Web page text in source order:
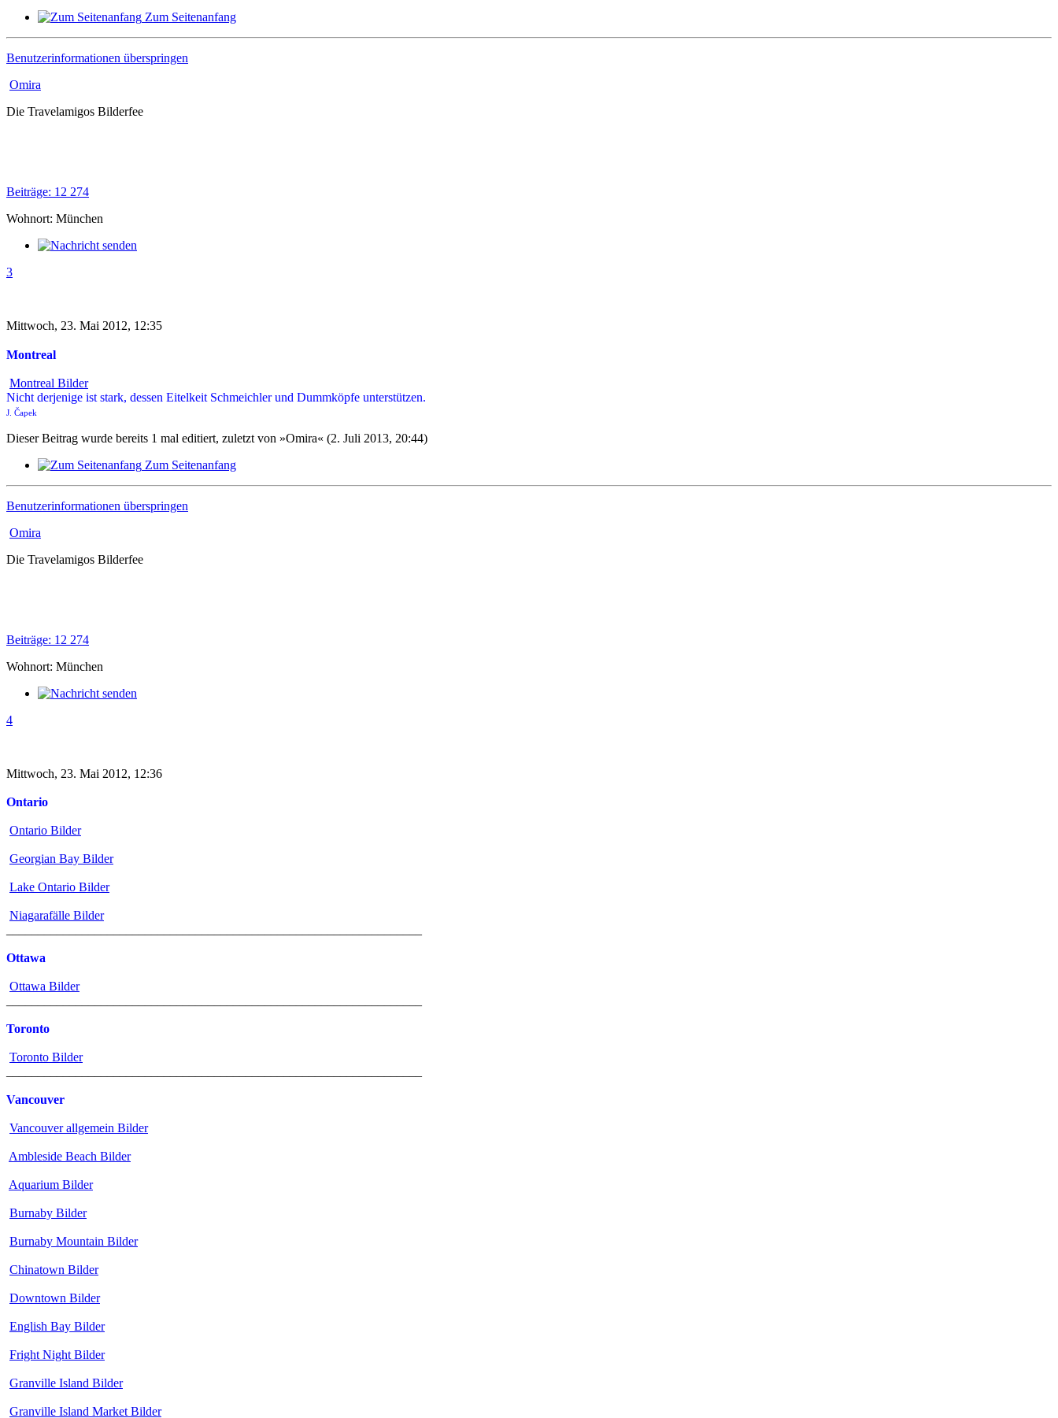
Zum Seitenanfang
Benutzerinformationen überspringen
Omira
Die Travelamigos Bilderfee
Beiträge: 12 274
Wohnort: München
3
Mittwoch, 23. Mai 2012, 12:35
Montreal
Montreal Bilder
Nicht derjenige ist stark, dessen Eitelkeit Schmeichler und Dummköpfe unterstützen.
J. Čapek
Dieser Beitrag wurde bereits 1 mal editiert, zuletzt von »Omira« (2. Juli 2013, 20:44)
Zum Seitenanfang
Benutzerinformationen überspringen
Omira
Die Travelamigos Bilderfee
Beiträge: 12 274
Wohnort: München
4
Mittwoch, 23. Mai 2012, 12:36
Ontario
Ontario Bilder
Georgian Bay Bilder
Lake Ontario Bilder
Niagarafälle Bilder
Ottawa
Ottawa Bilder
Toronto
Toronto Bilder
Vancouver
Vancouver allgemein Bilder
Ambleside Beach Bilder
Aquarium Bilder
Burnaby Bilder
Burnaby Mountain Bilder
Chinatown Bilder
Downtown Bilder
English Bay Bilder
Fright Night Bilder
Granville Island Bilder
Granville Island Market Bilder